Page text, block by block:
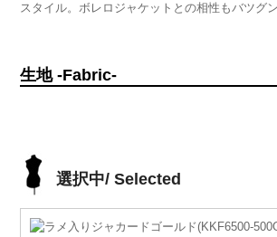
スタイル。ボレロジャケットとの相性もバツグン
生地 -Fabric-
選択中/ Selected